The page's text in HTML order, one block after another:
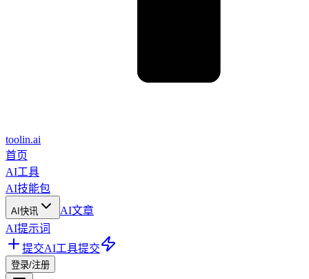
toolin.ai
首页
AI工具
AI技能包
AI快讯
AI文章
AI提示词
提交AI工具提交
登录/注册